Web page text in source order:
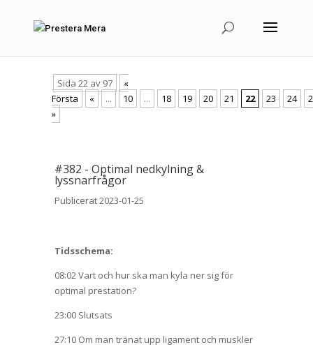
Sida 22 av 97
«
Första
« ... 10 ... 18 19 20 21 22 23 24
»
#382 - Optimal nedkylning &
lyssnarfrågor
Publicerat 2023-01-25
Tidsschema:
08:02 Vart och hur ska man kyla ner sig för
optimal prestation?
23:00 Slutsats
27:10 Om man tränat upp ligament och muskler